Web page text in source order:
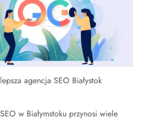
agencja SEO Białystok
w Białymstoku przynosi wiele